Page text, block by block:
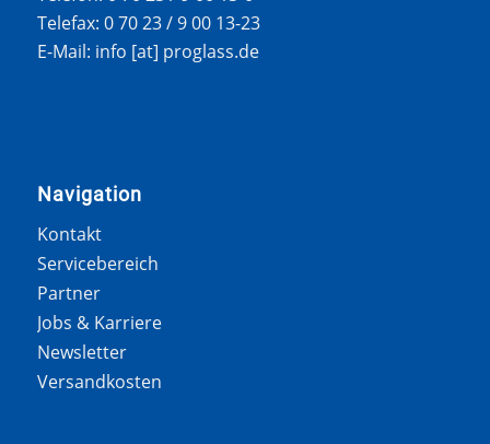
Telefax: 0 70 23 / 9 00 13-23
E-Mail: info [at] proglass.de
Navigation
Kontakt
Servicebereich
Partner
Jobs & Karriere
Newsletter
Versandkosten